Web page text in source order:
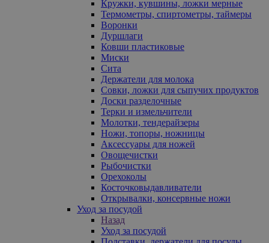
Кружки, кувшины, ложки мерные
Термометры, спиртометры, таймеры
Воронки
Дуршлаги
Ковши пластиковые
Миски
Сита
Держатели для молока
Совки, ложки для сыпучих продуктов
Доски разделочные
Терки и измельчители
Молотки, тендерайзеры
Ножи, топоры, ножницы
Аксессуары для ножей
Овощечистки
Рыбочистки
Орехоколы
Косточковыдавливатели
Открывалки, консервные ножи
Уход за посудой
Назад
Уход за посудой